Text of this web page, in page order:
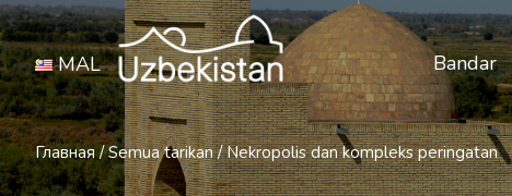
Bandar
MAL
Главная / Semua tarikan/ Nekropolis dan kompleks peringatan